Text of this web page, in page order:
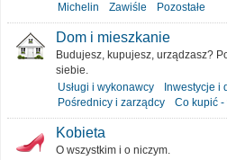
Michelin
Zawiśle Pozostałe
Dom i mieszkanie
Budujesz, kupujesz, urządzasz?
siebie.
Usługi i wykonawcy
Inwestycje i
Pośrednicy i zarządcy
Co kupić
Kobieta
O wszystkim i o niczym.